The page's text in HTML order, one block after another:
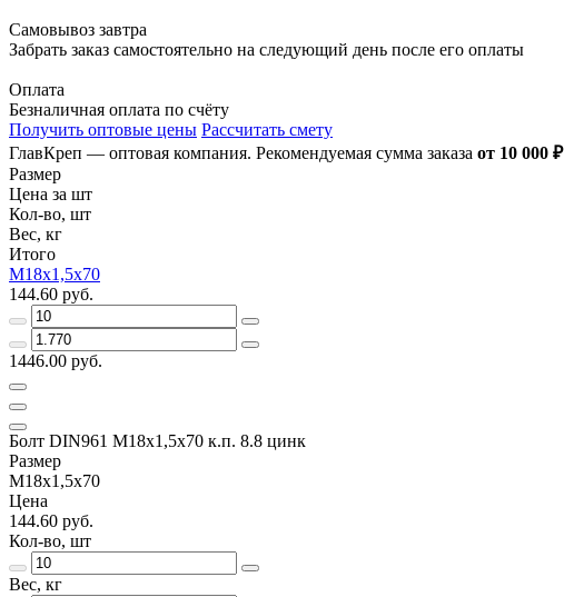
Самовывоз завтра
Забрать заказ самостоятельно на следующий день после его оплаты
Оплата
Безналичная оплата по счёту
Получить оптовые цены Рассчитать смету
ГлавКреп — оптовая компания. Рекомендуемая сумма заказа от 10 000 ₽
Размер
Цена за шт
Кол-во, шт
Вес, кг
Итого
М18х1,5х70
144.60 руб.
1446.00 руб.
Болт DIN961 М18х1,5х70 к.п. 8.8 цинк
Размер
М18х1,5х70
Цена
144.60 руб.
Кол-во, шт
Вес, кг